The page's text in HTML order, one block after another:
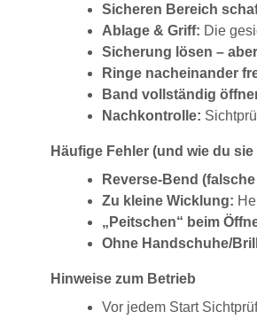
Sicheren Bereich
Ablage & Griff: Die
Sicherung lösen –
Ringe nacheinander
Band vollständig
Nachkontrolle:
Häufige Fehler (und wie du
Reverse-Bend
Zu kleine Wicklung:
„Peitschen“ beim
Ohne Handschuhe/
Hinweise zum Betrieb
Vor jedem Start